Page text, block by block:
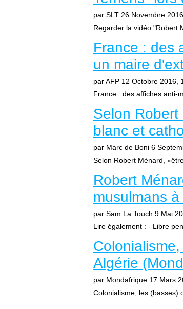
par SLT 26 Novembre
Regarder la vidéo "Robert
France : des
un maire
par AFP 12 Octobre 2016,
France : des affiches anti-
Selon
blanc et
par Marc de Boni 6
Selon Robert Ménard,
Robert
musulmans
par Sam La Touch 9 Mai
Lire également : - Libre
Algérie
par Mondafrique 17 Mars
Colonialisme, les (basses)